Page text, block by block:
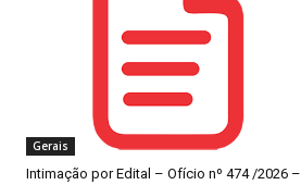
Gerais
Intimação por Edital – Ofício nº 474 /2026 –